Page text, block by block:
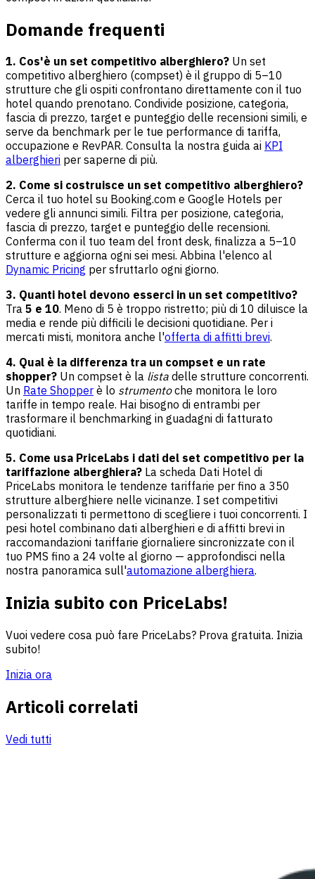
Domande frequenti
1. Cos'è un set competitivo alberghiero? Un set
competitivo alberghiero (compset) è il gruppo di 5–10
strutture che gli ospiti confrontano direttamente con il tuo
hotel quando prenotano. Condivide posizione, categoria,
fascia di prezzo, target e punteggio delle recensioni simili, e
serve da benchmark per le tue performance di tariffa,
occupazione e RevPAR. Consulta la nostra guida ai KPI
alberghieri per saperne di più.
2. Come si costruisce un set competitivo alberghiero?
Cerca il tuo hotel su Booking.com e Google Hotels per
vedere gli annunci simili. Filtra per posizione, categoria,
fascia di prezzo, target e punteggio delle recensioni.
Conferma con il tuo team del front desk, finalizza a 5–10
strutture e aggiorna ogni sei mesi. Abbina l'elenco al
Dynamic Pricing per sfruttarlo ogni giorno.
3. Quanti hotel devono esserci in un set competitivo?
Tra 5 e 10. Meno di 5 è troppo ristretto; più di 10 diluisce la
media e rende più difficili le decisioni quotidiane. Per i
mercati misti, monitora anche l'offerta di affitti brevi.
4. Qual è la differenza tra un compset e un rate
shopper? Un compset è la lista delle strutture concorrenti.
Un Rate Shopper è lo strumentoche monitora le loro
tariffe in tempo reale. Hai bisogno di entrambi per
trasformare il benchmarking in guadagni di fatturato
quotidiani.
5. Come usa PriceLabs i dati del set competitivo per la
tariffazione alberghiera? La scheda Dati Hotel di
PriceLabs monitora le tendenze tariffarie per fino a 350
strutture alberghiere nelle vicinanze. I set competitivi
personalizzati ti permettono di scegliere i tuoi concorrenti. I
pesi hotel combinano dati alberghieri e di affitti brevi in
raccomandazioni tariffarie giornaliere sincronizzate con il
tuo PMS fino a 24 volte al giorno — approfondisci nella
nostra panoramica sull'automazione alberghiera.
Inizia subito con PriceLabs!
Vuoi vedere cosa può fare PriceLabs? Prova gratuita. Inizia
subito!
Inizia ora
Articoli correlati
Vedi tutti